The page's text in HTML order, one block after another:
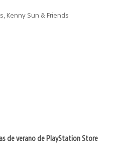
Kenny Sun & Friends
de verano de PlayStation Store